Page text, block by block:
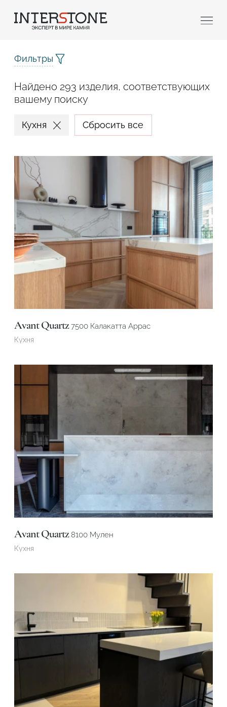
Фильтры
Найдено 293 изделия, соответствующих
вашему поиску
Кухня Сбросить все
Avant Quartz7500 Калакатта Аррас
Кухня
Avant Quartz8100 Мулен
Кухня
Дизайнер
Подтвердите, что вы не робот
ОТПРАВИТЬ ЗАЯВКУ
Подтвердите, что вы не робот
ОТПРАВИТЬ ПРОЕКТ
Подтвердите, что вы не робот